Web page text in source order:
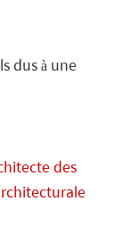
dus à une
des